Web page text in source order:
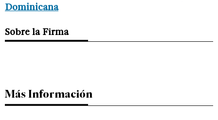
Dominicana
Sobre la Firma
Más Información